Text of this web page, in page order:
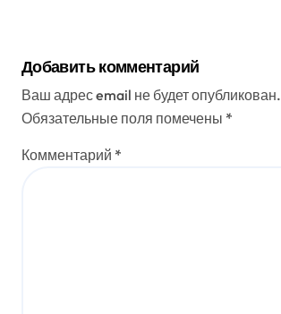
Добавить комментарий
Ваш адрес email не будет опубликован.
Обязательные поля помечены *
Комментарий *